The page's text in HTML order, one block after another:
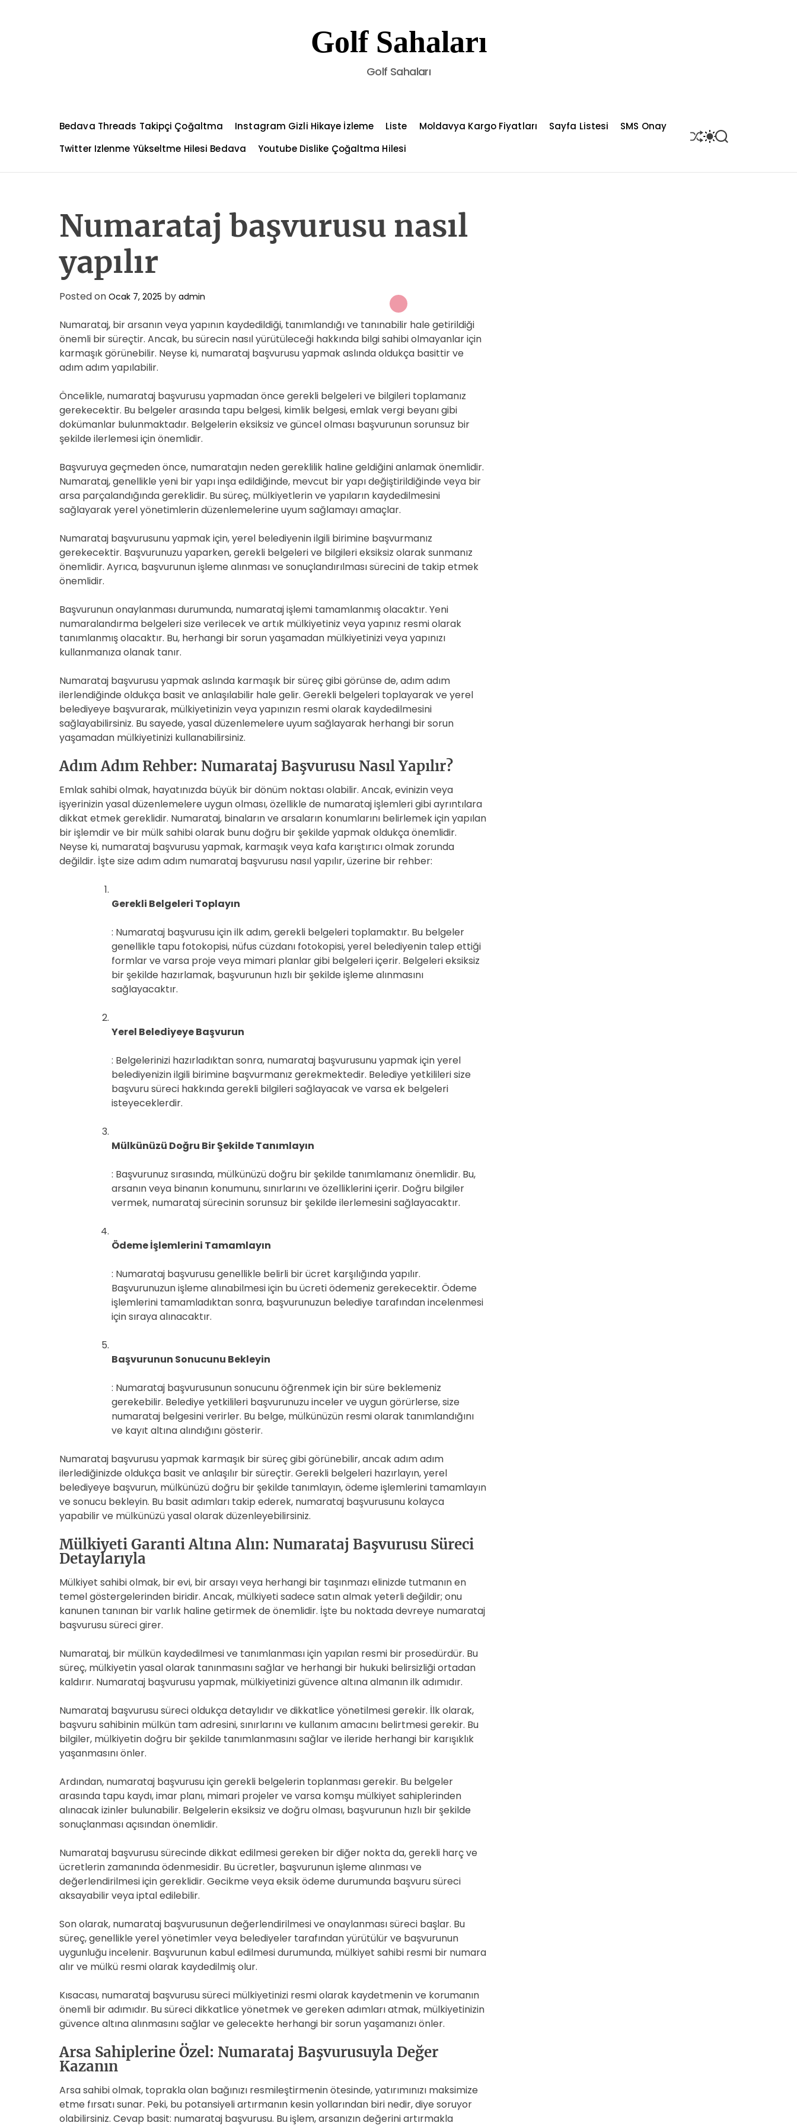
t
Golf Sahaları
Golf Sahaları
Bedava Threads Takipçi Çoğaltma Instagram Gizli Hikaye İzleme Liste Moldavya Kargo Fiyatları Sayfa Listesi
SMS Onay
Twitter Izlenme Yükseltme Hilesi Bedava
Youtube Dislike Çoğaltma Hilesi
S
H
S
W
S
E
Numarataj başvurusu nasıl
yapılır
Posted on Ocak 7, 2025 by admin
Numarataj, bir arsanın veya yapının kaydedildiği, tanımlandığı ve tanınabilir hale getirildiği
önemli bir süreçtir. Ancak, bu sürecin nasıl yürütüleceği hakkında bilgi sahibi olmayanlar için
karmaşık görünebilir. Neyse ki, numarataj başvurusu yapmak aslında oldukça basittir ve
adım adım yapılabilir.
Öncelikle, numarataj başvurusu yapmadan önce gerekli belgeleri ve bilgileri toplamanız
gerekecektir. Bu belgeler arasında tapu belgesi, kimlik belgesi, emlak vergi beyanı gibi
dokümanlar bulunmaktadır. Belgelerin eksiksiz ve güncel olması başvurunun sorunsuz bir
şekilde ilerlemesi için önemlidir.
Başvuruya geçmeden önce, numaratajın neden gereklilik haline geldiğini anlamak önemlidir.
Numarataj, genellikle yeni bir yapı inşa edildiğinde, mevcut bir yapı değiştirildiğinde veya bir
arsa parçalandığında gereklidir. Bu süreç, mülkiyetlerin ve yapıların kaydedilmesini
sağlayarak yerel yönetimlerin düzenlemelerine uyum sağlamayı amaçlar.
Numarataj başvurusunu yapmak için, yerel belediyenin ilgili birimine başvurmanız
gerekecektir. Başvurunuzu yaparken, gerekli belgeleri ve bilgileri eksiksiz olarak sunmanız
önemlidir. Ayrıca, başvurunun işleme alınması ve sonuçlandırılması sürecini de takip etmek
önemlidir.
Başvurunun onaylanması durumunda, numarataj işlemi tamamlanmış olacaktır. Yeni
numaralandırma belgeleri size verilecek ve artık mülkiyetiniz veya yapınız resmi olarak
tanımlanmış olacaktır. Bu, herhangi bir sorun yaşamadan mülkiyetinizi veya yapınızı
kullanmanıza olanak tanır.
Numarataj başvurusu yapmak aslında karmaşık bir süreç gibi görünse de, adım adım
ilerlendiğinde oldukça basit ve anlaşılabilir hale gelir. Gerekli belgeleri toplayarak ve yerel
belediyeye başvurarak, mülkiyetinizin veya yapınızın resmi olarak kaydedilmesini
sağlayabilirsiniz. Bu sayede, yasal düzenlemelere uyum sağlayarak herhangi bir sorun
yaşamadan mülkiyetinizi kullanabilirsiniz.
Adım Adım Rehber: Numarataj Başvurusu Nasıl Yapılır?
Emlak sahibi olmak, hayatınızda büyük bir dönüm noktası olabilir. Ancak, evinizin veya
işyerinizin yasal düzenlemelere uygun olması, özellikle de numarataj işlemleri gibi ayrıntılara
dikkat etmek gereklidir. Numarataj, binaların ve arsaların konumlarını belirlemek için yapılan
bir işlemdir ve bir mülk sahibi olarak bunu doğru bir şekilde yapmak oldukça önemlidir.
Neyse ki, numarataj başvurusu yapmak, karmaşık veya kafa karıştırıcı olmak zorunda
değildir. İşte size adım adım numarataj başvurusu nasıl yapılır, üzerine bir rehber:
Gerekli Belgeleri Toplayın
: Numarataj başvurusu için ilk adım, gerekli belgeleri toplamaktır. Bu belgeler
genellikle tapu fotokopisi, nüfus cüzdanı fotokopisi, yerel belediyenin talep ettiği
formlar ve varsa proje veya mimari planlar gibi belgeleri içerir. Belgeleri eksiksiz
bir şekilde hazırlamak, başvurunun hızlı bir şekilde işleme alınmasını
sağlayacaktır.
Yerel Belediyeye Başvurun
: Belgelerinizi hazırladıktan sonra, numarataj başvurusunu yapmak için yerel
belediyenizin ilgili birimine başvurmanız gerekmektedir. Belediye yetkilileri size
başvuru süreci hakkında gerekli bilgileri sağlayacak ve varsa ek belgeleri
isteyeceklerdir.
Mülkünüzü Doğru Bir Şekilde Tanımlayın
: Başvurunuz sırasında, mülkünüzü doğru bir şekilde tanımlamanız önemlidir. Bu,
arsanın veya binanın konumunu, sınırlarını ve özelliklerini içerir. Doğru bilgiler
vermek, numarataj sürecinin sorunsuz bir şekilde ilerlemesini sağlayacaktır.
Ödeme İşlemlerini Tamamlayın
: Numarataj başvurusu genellikle belirli bir ücret karşılığında yapılır.
Başvurunuzun işleme alınabilmesi için bu ücreti ödemeniz gerekecektir. Ödeme
işlemlerini tamamladıktan sonra, başvurunuzun belediye tarafından incelenmesi
için sıraya alınacaktır.
Başvurunun Sonucunu Bekleyin
: Numarataj başvurusunun sonucunu öğrenmek için bir süre beklemeniz
gerekebilir. Belediye yetkilileri başvurunuzu inceler ve uygun görürlerse, size
numarataj belgesini verirler. Bu belge, mülkünüzün resmi olarak tanımlandığını
ve kayıt altına alındığını gösterir.
Numarataj başvurusu yapmak karmaşık bir süreç gibi görünebilir, ancak adım adım
ilerlediğinizde oldukça basit ve anlaşılır bir süreçtir. Gerekli belgeleri hazırlayın, yerel
belediyeye başvurun, mülkünüzü doğru bir şekilde tanımlayın, ödeme işlemlerini tamamlayın
ve sonucu bekleyin. Bu basit adımları takip ederek, numarataj başvurusunu kolayca
yapabilir ve mülkünüzü yasal olarak düzenleyebilirsiniz.
Mülkiyeti Garanti Altına Alın: Numarataj Başvurusu Süreci
Detaylarıyla
Mülkiyet sahibi olmak, bir evi, bir arsayı veya herhangi bir taşınmazı elinizde tutmanın en
temel göstergelerinden biridir. Ancak, mülkiyeti sadece satın almak yeterli değildir; onu
kanunen tanınan bir varlık haline getirmek de önemlidir. İşte bu noktada devreye numarataj
başvurusu süreci girer.
Numarataj, bir mülkün kaydedilmesi ve tanımlanması için yapılan resmi bir prosedürdür. Bu
süreç, mülkiyetin yasal olarak tanınmasını sağlar ve herhangi bir hukuki belirsizliği ortadan
kaldırır. Numarataj başvurusu yapmak, mülkiyetinizi güvence altına almanın ilk adımıdır.
Numarataj başvurusu süreci oldukça detaylıdır ve dikkatlice yönetilmesi gerekir. İlk olarak,
başvuru sahibinin mülkün tam adresini, sınırlarını ve kullanım amacını belirtmesi gerekir. Bu
bilgiler, mülkiyetin doğru bir şekilde tanımlanmasını sağlar ve ileride herhangi bir karışıklık
yaşanmasını önler.
Ardından, numarataj başvurusu için gerekli belgelerin toplanması gerekir. Bu belgeler
arasında tapu kaydı, imar planı, mimari projeler ve varsa komşu mülkiyet sahiplerinden
alınacak izinler bulunabilir. Belgelerin eksiksiz ve doğru olması, başvurunun hızlı bir şekilde
sonuçlanması açısından önemlidir.
Numarataj başvurusu sürecinde dikkat edilmesi gereken bir diğer nokta da, gerekli harç ve
ücretlerin zamanında ödenmesidir. Bu ücretler, başvurunun işleme alınması ve
değerlendirilmesi için gereklidir. Gecikme veya eksik ödeme durumunda başvuru süreci
aksayabilir veya iptal edilebilir.
Son olarak, numarataj başvurusunun değerlendirilmesi ve onaylanması süreci başlar. Bu
süreç, genellikle yerel yönetimler veya belediyeler tarafından yürütülür ve başvurunun
uygunluğu incelenir. Başvurunun kabul edilmesi durumunda, mülkiyet sahibi resmi bir numara
alır ve mülkü resmi olarak kaydedilmiş olur.
Kısacası, numarataj başvurusu süreci mülkiyetinizi resmi olarak kaydetmenin ve korumanın
önemli bir adımıdır. Bu süreci dikkatlice yönetmek ve gereken adımları atmak, mülkiyetinizin
güvence altına alınmasını sağlar ve gelecekte herhangi bir sorun yaşamanızı önler.
Arsa Sahiplerine Özel: Numarataj Başvurusuyla Değer
Kazanın
Arsa sahibi olmak, toprakla olan bağınızı resmileştirmenin ötesinde, yatırımınızı maksimize
etme fırsatı sunar. Peki, bu potansiyeli artırmanın kesin yollarından biri nedir, diye soruyor
olabilirsiniz. Cevap basit: numarataj başvurusu. Bu işlem, arsanızın değerini artırmakla